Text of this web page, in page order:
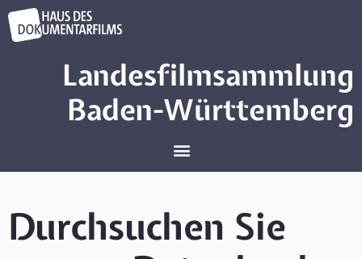
Landesfilmsammlung
Baden-Württemberg
Durchsuchen Sie